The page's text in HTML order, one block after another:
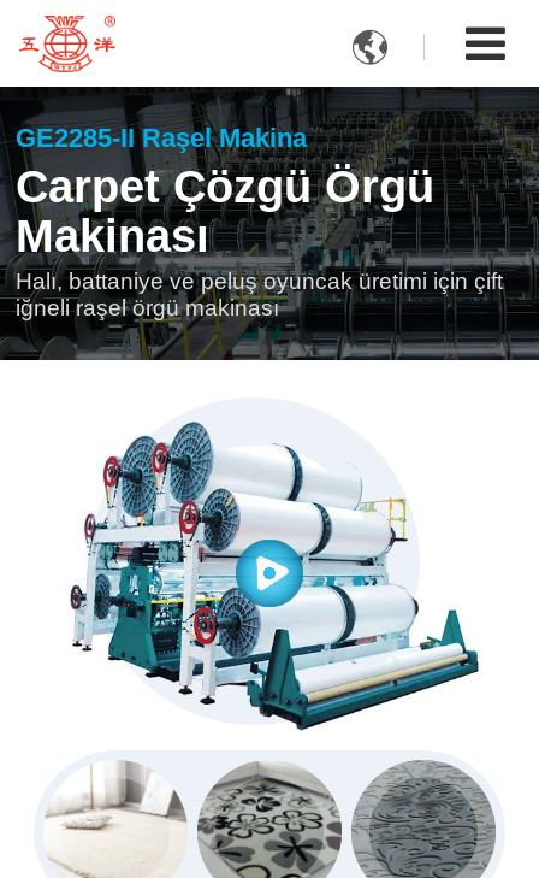

GE2285-II Raşel Makina
Carpet Çözgü Örgü
Makinası
Halı, battaniye ve peluş oyuncak üretimi için çift
iğneli raşel örgü makinası